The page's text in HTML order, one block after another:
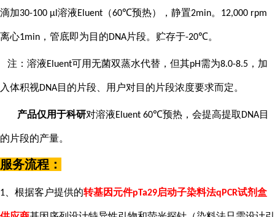
滴加30-100 μl 溶液Eluent （60℃预热），静置2min。 12,000 rpm
离心1min ，管底即为目的DNA片段。贮存于-20℃。
注：溶液Eluent可用无菌双蒸水代替，但其pH需为8.0-8.5 ，加
入体积视DNA目的片段、用户对目的片段浓度要求而定。
产品仅用于科研对溶液Eluent 60℃预热，会提高提取 DNA目
的片段的产量。
服务流程：
1 、根据客户提供的转基因元件pTa29启动子染料法qPCR试剂盒